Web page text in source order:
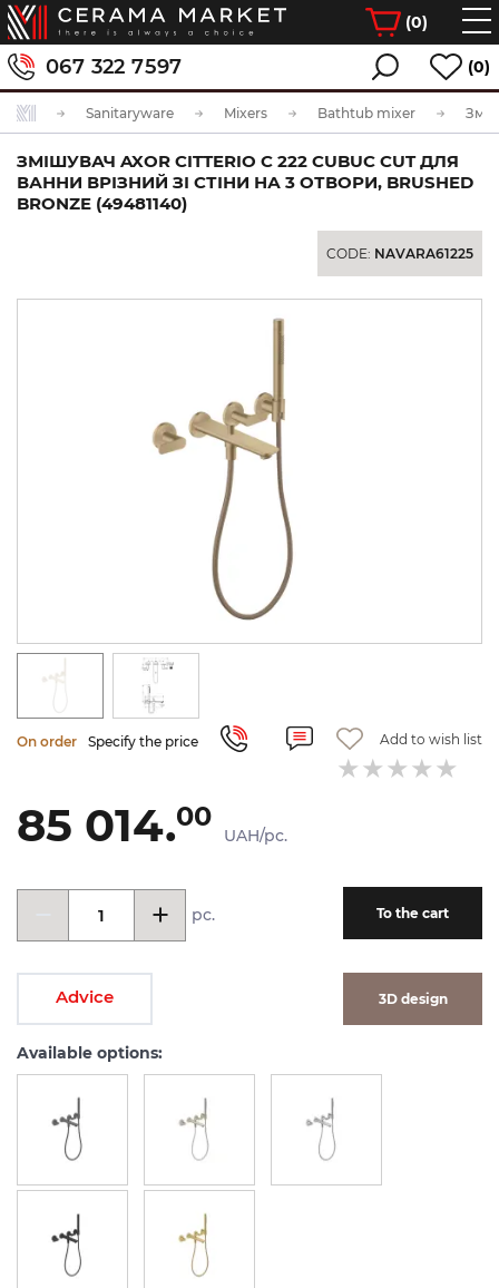
(0)
067 322 7597 (0)
Sanitaryware Mixers Bathtub mixer
ЗМІШУВАЧ AXOR CITTERIO C 222 CUBUC CUT ДЛЯ
ВАННИ ВРІЗНИЙ ЗІ СТІНИ НА 3 ОТВОРИ, BRUSHED
BRONZE (49481140)
CODE: NAVARA61225
On order Specify the price Add to wish list
85 014.00
UAH/pc.
pc. To the cart
Advice 3D design
Available options: